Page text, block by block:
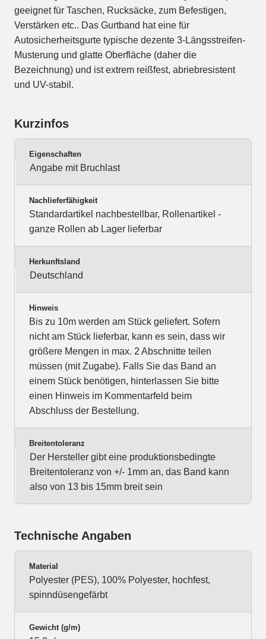
geeignet für Taschen, Rucksäcke, zum Befestigen,
Verstärken etc.. Das Gurtband hat eine für
Autosicherheitsgurte typische dezente 3-Längsstreifen-
Musterung und glatte Oberfläche (daher die
Bezeichnung) und ist extrem reißfest, abriebresistent
und UV-stabil.
Kurzinfos
Eigenschaften
Angabe mit Bruchlast
Nachlieferfähigkeit
Standardartikel nachbestellbar, Rollenartikel -
ganze Rollen ab Lager lieferbar
Herkunftsland
Deutschland
Hinweis
Bis zu 10m werden am Stück geliefert. Sofern
nicht am Stück lieferbar, kann es sein, dass wir
größere Mengen in max. 2 Abschnitte teilen
müssen (mit Zugabe). Falls Sie das Band an
einem Stück benötigen, hinterlassen Sie bitte
einen Hinweis im Kommentarfeld beim
Abschluss der Bestellung.
Breitentoleranz
Der Hersteller gibt eine produktionsbedingte
Breitentoleranz von +/- 1mm an, das Band kann
also von 13 bis 15mm breit sein
Technische Angaben
Material
Polyester (PES), 100% Polyester, hochfest,
spinndüsengefärbt
Gewicht (g/m)